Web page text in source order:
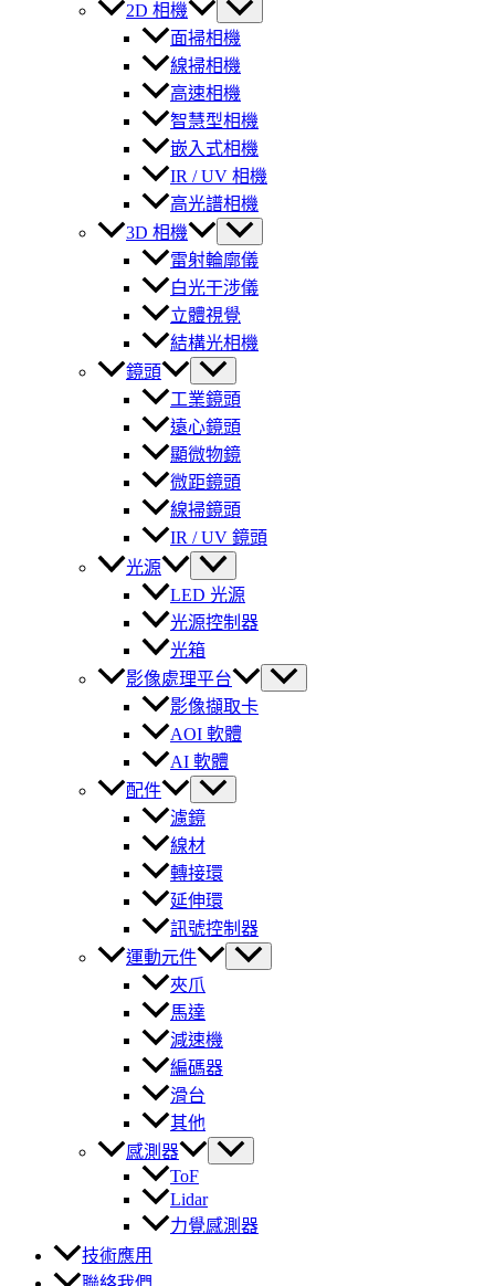
2D 相機
面掃相機
線掃相機
高速相機
智慧型相機
嵌入式相機
IR / UV 相機
高光譜相機
3D 相機
雷射輪廓儀
白光干涉儀
立體視覺
結構光相機
鏡頭
工業鏡頭
遠心鏡頭
顯微物鏡
微距鏡頭
線掃鏡頭
IR / UV 鏡頭
光源
LED 光源
光源控制器
光箱
影像處理平台
影像擷取卡
AOI 軟體
AI 軟體
配件
濾鏡
線材
轉接環
延伸環
訊號控制器
運動元件
夾爪
馬達
減速機
編碼器
滑台
其他
感測器
ToF
Lidar
力覺感測器
技術應用